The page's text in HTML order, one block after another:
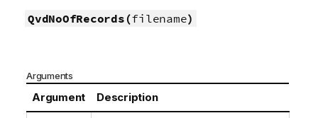
QvdNoOfRecords(filename)
Arguments
Argument Description